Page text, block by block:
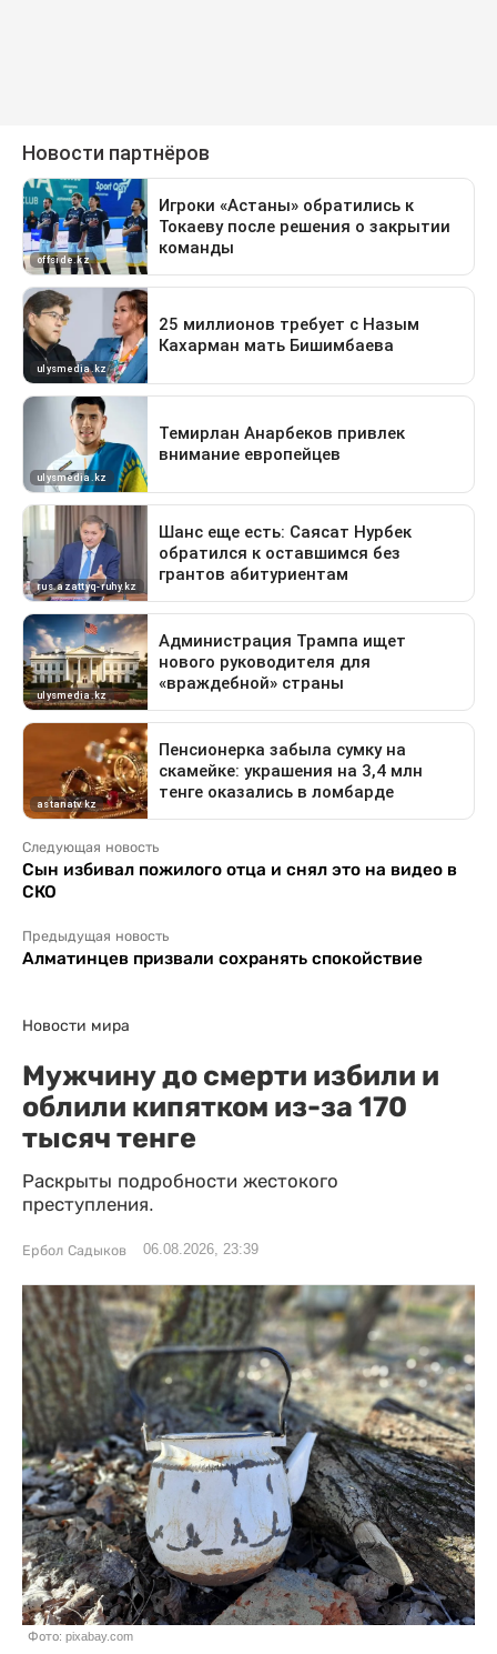
Следующая новость
Сын избивал пожилого отца и снял это на видео в
СКО
Предыдущая новость
Алматинцев призвали сохранять спокойствие
Новости мира
Мужчину до смерти избили и
облили кипятком из-за 170
тысяч тенге
Раскрыты подробности жестокого
преступления.
Ербол Садыков 06.08.2026, 23:39
Фото: pixabay.com